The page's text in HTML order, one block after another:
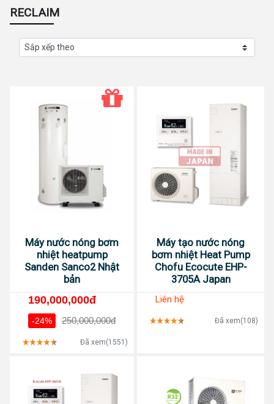
RECLAIM
Máy nước nóng bơm
nhiệt heatpump
Sanden Sanco2 Nhật
bản
190,000,000đ
-24% 250,000,000đ
Đã xem(1551)
Máy tạo nước nóng
bơm nhiệt Heat Pump
Chofu Ecocute EHP-
3705A Japan
Liên hệ
Đã xem(108)